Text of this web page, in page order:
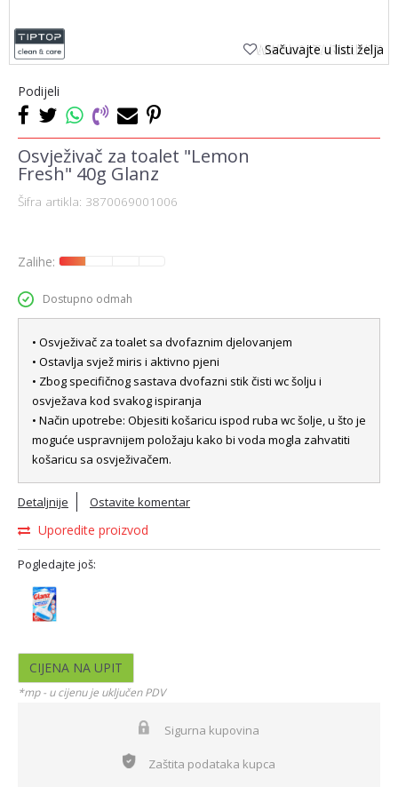
Sačuvajte u listi želja
Podijeli
Osvježivač za toalet "Lemon
Fresh" 40g Glanz
Šifra artikla: 3870069001006
Zalihe:
Dostupno odmah
• Osvježivač za toalet sa dvofaznim djelovanjem
• Ostavlja svjež miris i aktivno pjeni
• Zbog specifičnog sastava dvofazni stik čisti wc šolju i
osvježava kod svakog ispiranja
• Način upotrebe: Objesiti košaricu ispod ruba wc šolje, u što je
moguće uspravnijem položaju kako bi voda mogla zahvatiti
košaricu sa osvježivačem.
Detaljnije Ostavite komentar
Uporedite proizvod
Pogledajte još:
CIJENA NA UPIT
*mp - u cijenu je uključen PDV
Sigurna kupovina
Zaštita podataka kupca